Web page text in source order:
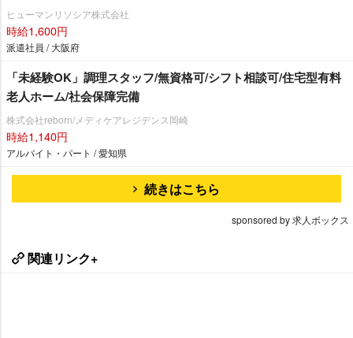
ヒューマンリソシア株式会社
時給1,600円
派遣社員 / 大阪府
「未経験OK」調理スタッフ/無資格可/シフト相談可/住宅型有料
老人ホーム/社会保障完備
株式会社reborn/メディケアレジデンス岡崎
時給1,140円
アルバイト・パート / 愛知県
続きはこちら
sponsored by 求人ボックス
関連リンク+